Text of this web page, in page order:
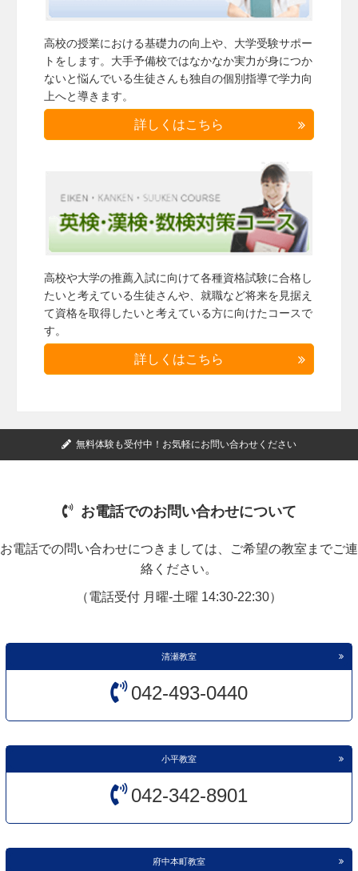
高校の授業における基礎力の向上や、大学受験サポー
トをします。大手予備校ではなかなか実力が身につか
ないと悩んでいる生徒さんも独自の個別指導で学力向
上へと導きます。
詳しくはこちら
高校や大学の推薦入試に向けて各種資格試験に合格し
たいと考えている生徒さんや、就職など将来を見据え
て資格を取得したいと考えている方に向けたコースで
す。
詳しくはこちら
無料体験も受付中！お気軽にお問い合わせください
お電話でのお問い合わせについて
お電話での問い合わせにつきましては、ご希望の教室までご連
絡ください。
（電話受付 月曜-土曜 14:30-22:30）
清瀬教室
042-493-0440
小平教室
042-342-8901
府中本町教室